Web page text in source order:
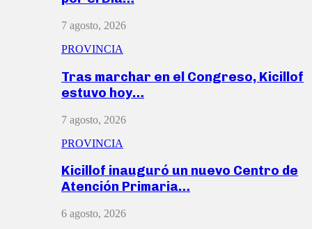
7 agosto, 2026
PROVINCIA
Tras marchar en el Congreso, Kicillof
estuvo hoy…
7 agosto, 2026
PROVINCIA
Kicillof inauguró un nuevo Centro de
Atención Primaria…
6 agosto, 2026